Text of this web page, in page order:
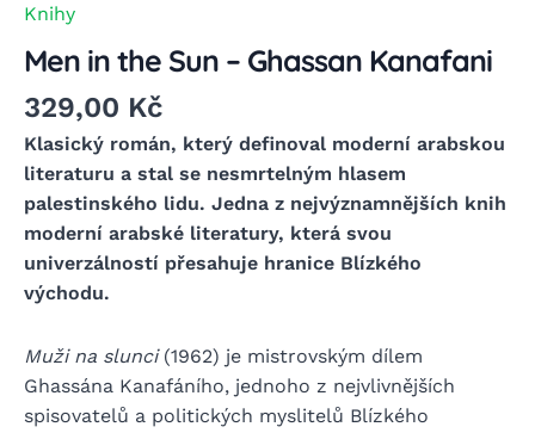
Knihy
Men in the Sun – Ghassan Kanafani
329,00 Kč
Klasický román, který definoval moderní arabskou
literaturu a stal se nesmrtelným hlasem
palestinského lidu. Jedna z nejvýznamnějších knih
moderní arabské literatury, která svou
univerzálností přesahuje hranice Blízkého
východu.
Muži na slunci(1962) je mistrovským dílem
Ghassána Kanafáního, jednoho z nejvlivnějších
spisovatelů a politických myslitelů Blízkého